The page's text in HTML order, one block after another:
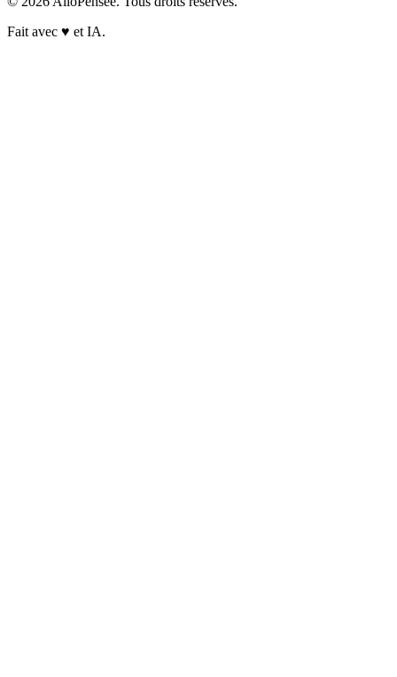
Fait avec ♥ et IA.